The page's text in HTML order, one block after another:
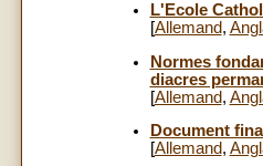
L'Ecole
[Allemand,
Normes
diacres
[Allemand,
Document
[Allemand,